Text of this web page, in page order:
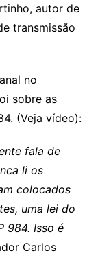
autor de
transmissão
no
sobre as
(Veja vídeo):
fala de
li os
colocados
uma lei do
984. Isso é
Carlos